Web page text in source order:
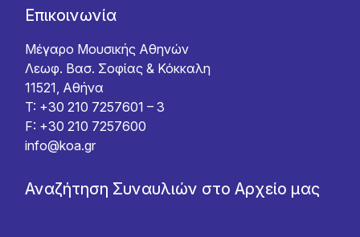
Επικοινωνία
Μέγαρο Μουσικής Αθηνών
Λεωφ. Βασ. Σοφίας & Κόκκαλη
11521, Αθήνα
T: +30 210 7257601 – 3
F: +30 210 7257600
info@koa.gr
Αναζήτηση Συναυλιών στο Αρχείο μας